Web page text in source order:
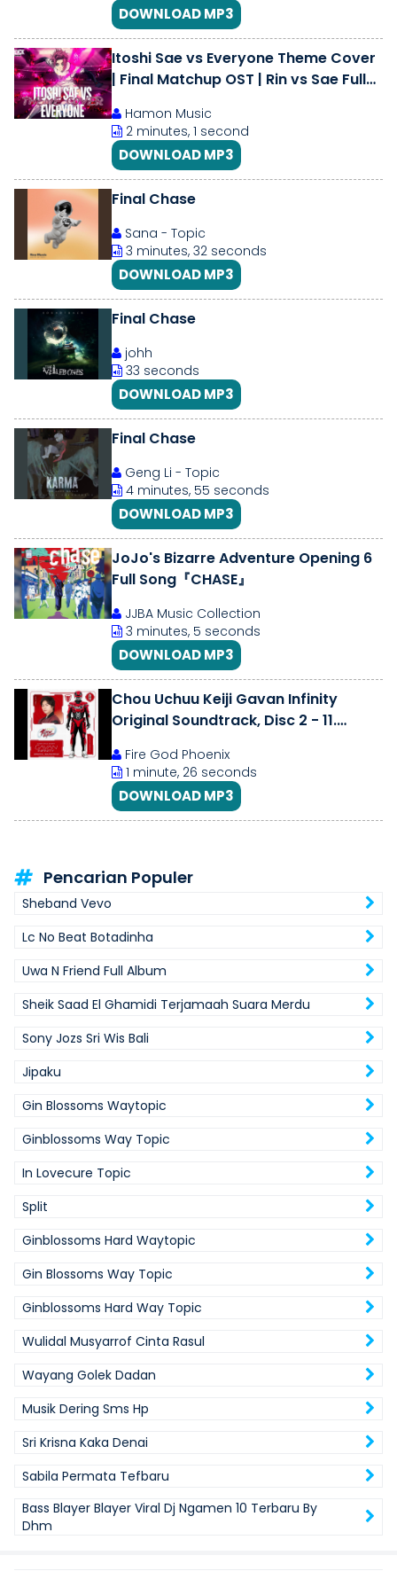
DOWNLOAD MP3
Itoshi Sae vs Everyone Theme Cover
| Final Matchup OST | Rin vs Sae Full
Hamon Music
2 minutes, 1 second
DOWNLOAD MP3
Final Chase
Sana - Topic
3 minutes, 32 seconds
DOWNLOAD MP3
Final Chase
johh
33 seconds
DOWNLOAD MP3
Final Chase
Geng Li - Topic
4 minutes, 55 seconds
DOWNLOAD MP3
JoJo's Bizarre Adventure Opening 6
Full Song『CHASE』
JJBA Music Collection
3 minutes, 5 seconds
DOWNLOAD MP3
Chou Uchuu Keiji Gavan Infinity
Original Soundtrack, Disc 2 - 11.
Fire God Phoenix
1 minute, 26 seconds
DOWNLOAD MP3
Pencarian Populer
Sheband Vevo
Lc No Beat Botadinha
Uwa N Friend Full Album
Sheik Saad El Ghamidi Terjamaah Suara Merdu
Sony Jozs Sri Wis Bali
Jipaku
Gin Blossoms Waytopic
Ginblossoms Way Topic
In Lovecure Topic
Split
Ginblossoms Hard Waytopic
Gin Blossoms Way Topic
Ginblossoms Hard Way Topic
Wulidal Musyarrof Cinta Rasul
Wayang Golek Dadan
Musik Dering Sms Hp
Sri Krisna Kaka Denai
Sabila Permata Tefbaru
Bass Blayer Blayer Viral Dj Ngamen 10 Terbaru By
Dhm